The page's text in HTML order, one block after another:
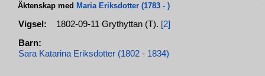
Äktenskap med Maria Eriksdotter (1783 - )
Vigsel: 1802-09-11 Grythyttan (T). [2]
Barn:
Sara Katarina Eriksdotter (1802 - 1834)